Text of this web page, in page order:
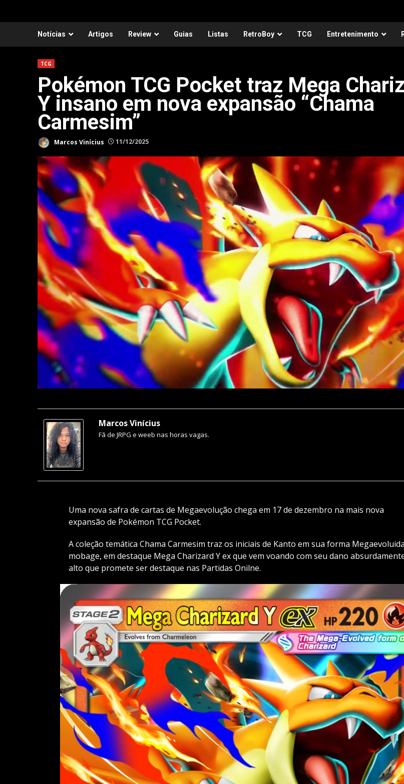
Notícias Artigos Review Guias Listas RetroBoy TCG Entretenimento
TCG
Pokémon TCG Pocket traz Mega
Y insano em nova expansão “Chama
Carmesim”
Marcos Vinícius 11/12/2025
Marcos Vinícius
Fã de JRPG e weeb nas horas vagas.
Uma nova safra de cartas de Megaevolução chega em 17 de dezembro na mais nova
expansão de Pokémon TCG Pocket.
A coleção temática Chama Carmesim traz os iniciais de Kanto em sua forma
mobage, em destaque Mega Charizard Y ex que vem voando com seu dano
alto que promete ser destaque nas Partidas Onilne.